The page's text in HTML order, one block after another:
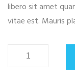
libero sit amet
vitae est. Mauris
Happy